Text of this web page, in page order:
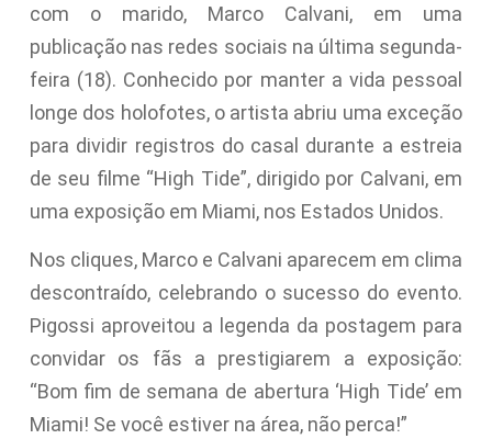
com o marido, Marco Calvani, em uma
publicação nas redes sociais na última segunda-
feira (18). Conhecido por manter a vida pessoal
longe dos holofotes, o artista abriu uma exceção
para dividir registros do casal durante a estreia
de seu filme “High Tide”, dirigido por Calvani, em
uma exposição em Miami, nos Estados Unidos.
Nos cliques, Marco e Calvani aparecem em clima
descontraído, celebrando o sucesso do evento.
Pigossi aproveitou a legenda da postagem para
convidar os fãs a prestigiarem a exposição:
“Bom fim de semana de abertura ‘High Tide’ em
Miami! Se você estiver na área, não perca!”